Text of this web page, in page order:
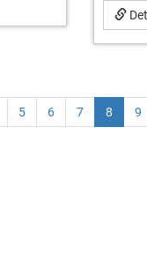
5 6 7 8 9